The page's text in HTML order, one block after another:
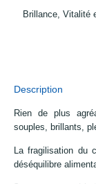
Brillance, Vitalité
Description
Rien de plus
souples, brillants,
La fragilisation du
déséquilibre